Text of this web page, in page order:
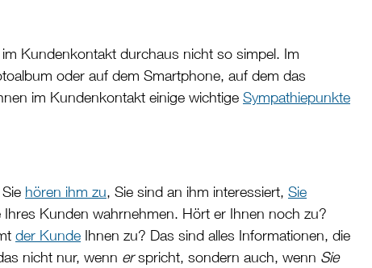
Kundenkontakt durchaus nicht so simpel. Im
oder auf dem Smartphone, auf dem das
im Kundenkontakt einige wichtige Sympathiepunkte
hören ihm zu, Sie sind an ihm interessiert, Sie
Kunden wahrnehmen. Hört er Ihnen noch zu?
der Kunde Ihnen zu? Das sind alles Informationen, die
nicht nur, wenn erspricht, sondern auch, wenn Sie